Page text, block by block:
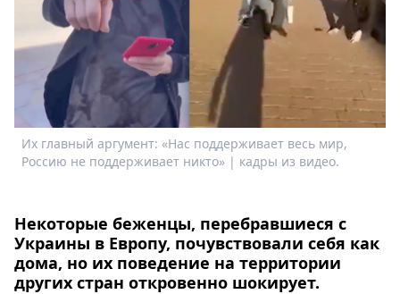
О
Metro
Стримы
Спецпроекты
Звезды
Выборы
2026
Скачай
Их главный аргумент: «Нас поддерживает весь мир,
Россию не поддерживает никто» | кадры из видео.
Некоторые беженцы, перебравшиеся с
Украины в Европу, почувствовали себя как
дома, но их поведение на территории
других стран откровенно шокирует.